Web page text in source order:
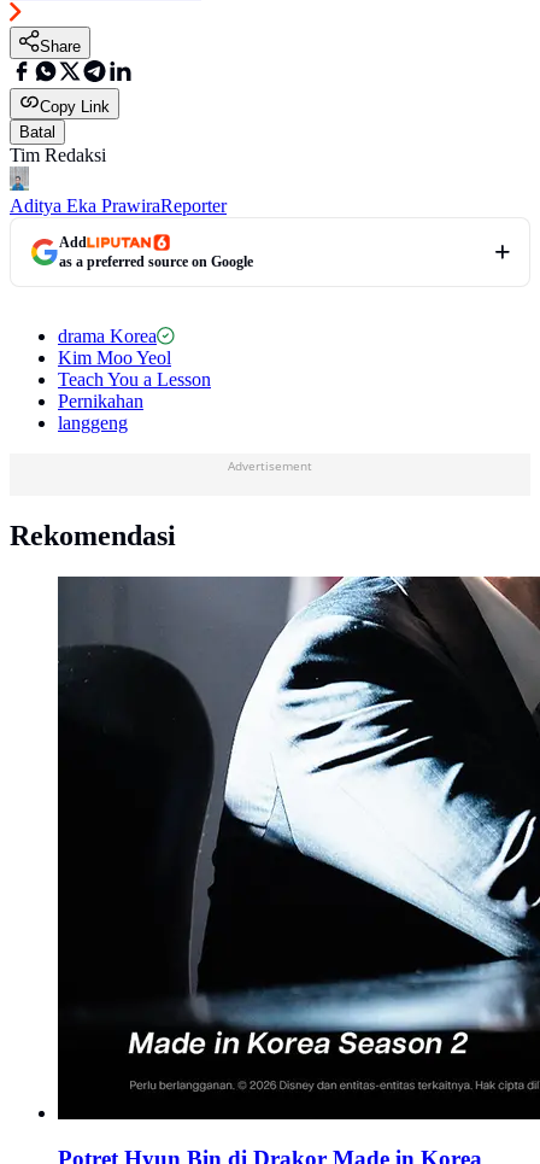
Share
Copy Link
Batal
Tim Redaksi
Aditya Eka PrawiraReporter
Add
as a preferred source on Google
drama Korea
Kim Moo Yeol
Teach You a Lesson
Pernikahan
langgeng
Advertisement
Rekomendasi